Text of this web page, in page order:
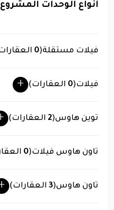
أنواع الوحدات المشروع
فيلات مستقلة(
0
فيلات(
0
توين هاوس(
2
تاون هاوس فيلات(
0
تاون هاوس(
3